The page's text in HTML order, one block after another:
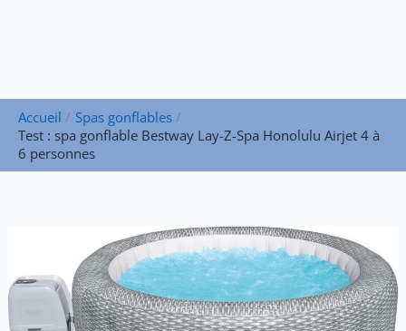
Accueil
Spas gonflables
Test : spa gonflable Bestway Lay-Z-Spa Honolulu Airjet 4 à
6 personnes